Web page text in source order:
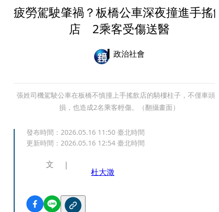
疲勞駕駛肇禍？板橋公車深夜撞進手搖
店 2乘客受傷送醫
政治社會
張姓司機駕駛公車在板橋不慎撞上手搖飲店的騎樓柱子，不僅車頭
損，也造成2名乘客輕傷。（翻攝畫面）
發布時間： 2026.05.16 11:50 臺北時間
更新時間： 2026.05.16 12:54 臺北時間
文
杜大澂